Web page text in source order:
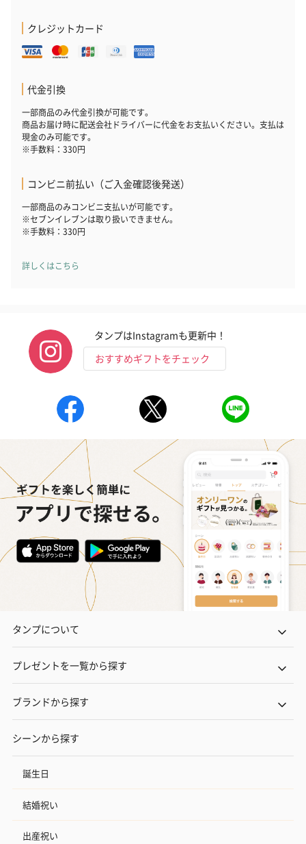
花束ハンドタオル（ピ
花束ハンドタオル（ブ
キャンドル・お香
（880円）
お酒を同梱してお届けいたします。
プレミアムビール イネ
ディット（712円）
酔鯨 純米吟醸 吟麗
実楽山田錦
酒（655円）
おつまみ・その他
お酒にぴったりのおつまみ・サプリを同梱してお届けいたしま
す。
のオイル漬（981円）
クレジットカード
代金引換
一部商品のみ代金引換が可能です。
商品お届け時に配送会社ドライバーに代金をお支払いください。支払は
現金のみ可能です。
※手数料：330円
コンビニ前払い（ご入金確認後発送）
一部商品のみコンビニ支払いが可能です。
※セブンイレブンは取り扱いできません。
※手数料：330円
詳しくはこちら
タンプはInstagramも更新中！
おすすめギフトをチェック
タンプについて
プレゼントを一覧から探す
ブランドから探す
シーンから探す
誕生日
結婚祝い
出産祝い